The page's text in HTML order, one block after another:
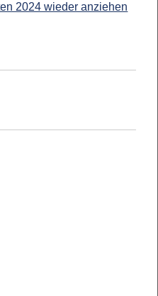
2024 wieder anziehen